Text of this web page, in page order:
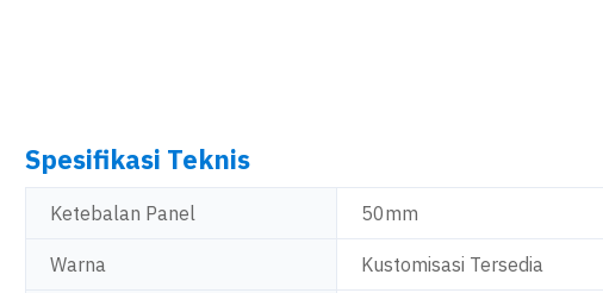
Spesifikasi Teknis
Ketebalan Panel 50mm
Warna Kustomisasi Tersedia